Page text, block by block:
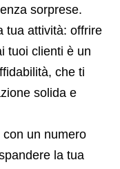
sorprese.
tua attività: offrire
tuoi clienti è un
che ti
solida e
un numero
la tua